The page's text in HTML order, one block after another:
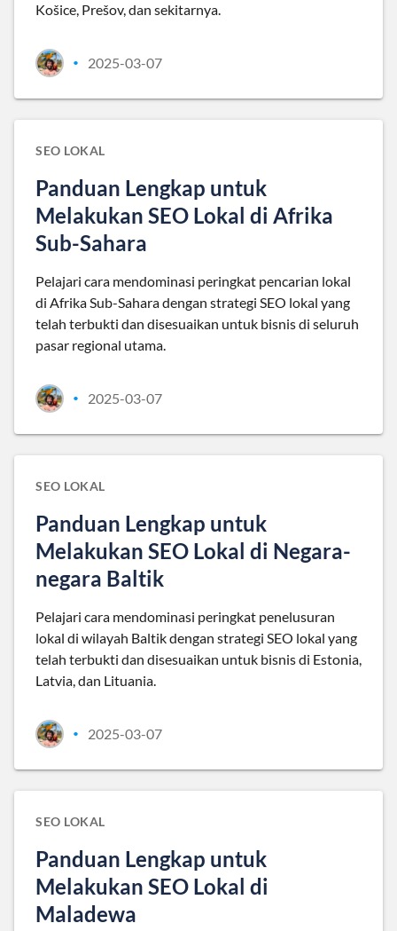
Košice, Prešov, dan sekitarnya.
• 2025-03-07
SEO LOKAL
Panduan Lengkap untuk
Melakukan SEO Lokal di Afrika
Sub-Sahara
Pelajari cara mendominasi peringkat pencarian lokal
di Afrika Sub-Sahara dengan strategi SEO lokal yang
telah terbukti dan disesuaikan untuk bisnis di seluruh
pasar regional utama.
• 2025-03-07
SEO LOKAL
Panduan Lengkap untuk
Melakukan SEO Lokal di Negara-
negara Baltik
Pelajari cara mendominasi peringkat penelusuran
lokal di wilayah Baltik dengan strategi SEO lokal yang
telah terbukti dan disesuaikan untuk bisnis di Estonia,
Latvia, dan Lituania.
• 2025-03-07
SEO LOKAL
Panduan Lengkap untuk
Melakukan SEO Lokal di
Maladewa